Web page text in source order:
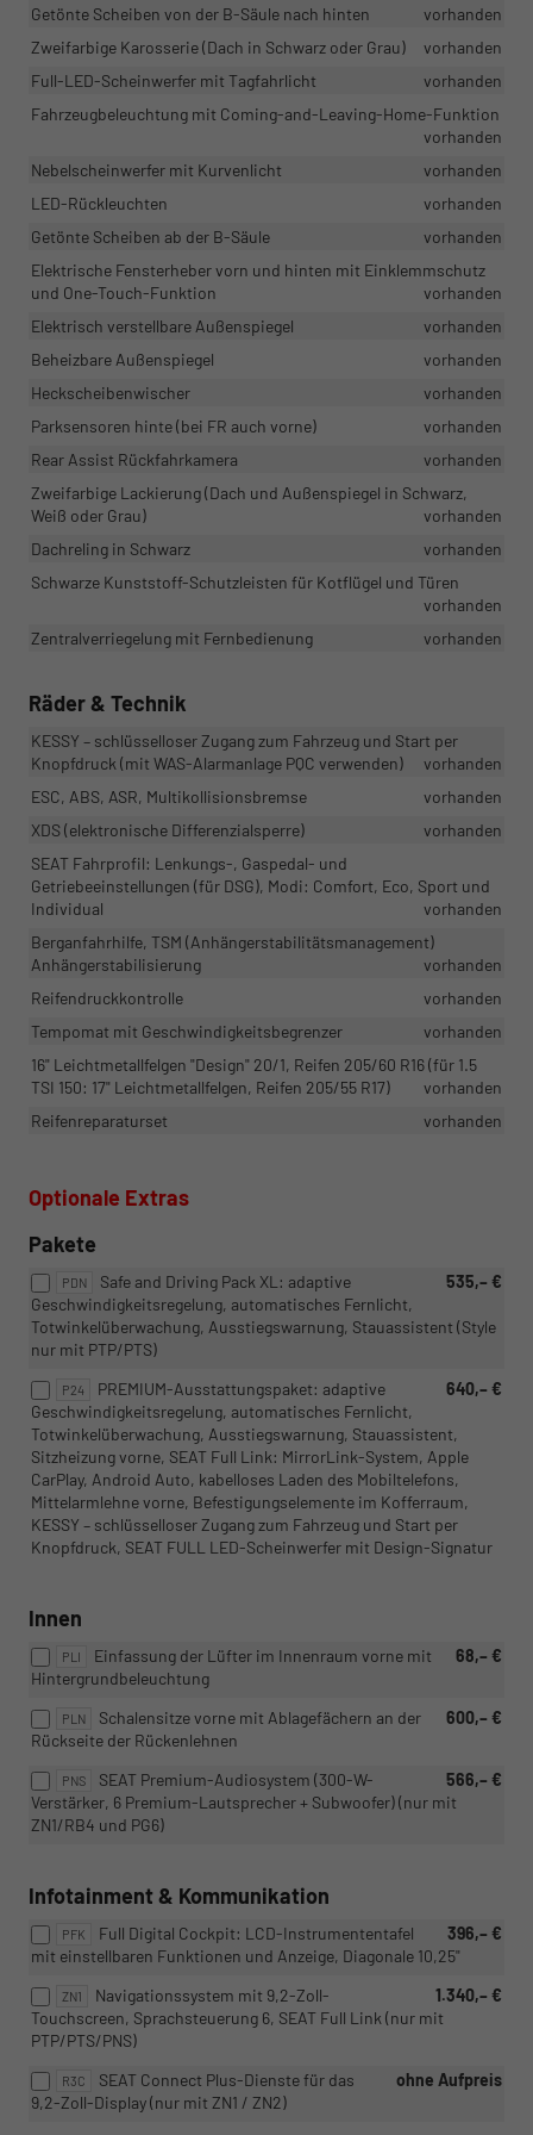
Getönte Scheiben von der B-Säule nach hinten
vorhanden
Zweifarbige Karosserie (Dach in Schwarz oder Grau)
vorhanden
Full-LED-Scheinwerfer mit Tagfahrlicht
vorhanden
Fahrzeugbeleuchtung mit Coming-and-Leaving-Home-Funktion
vorhanden
Nebelscheinwerfer mit Kurvenlicht
vorhanden
LED-Rückleuchten
vorhanden
Getönte Scheiben ab der B-Säule
vorhanden
Elektrische Fensterheber vorn und hinten mit Einklemmschutz
und One-Touch-Funktion
vorhanden
Elektrisch verstellbare Außenspiegel
vorhanden
Beheizbare Außenspiegel
vorhanden
Heckscheibenwischer
vorhanden
Parksensoren hinte (bei FR auch vorne)
vorhanden
Rear Assist Rückfahrkamera
vorhanden
Zweifarbige Lackierung (Dach und Außenspiegel in Schwarz,
Weiß oder Grau)
vorhanden
Dachreling in Schwarz
vorhanden
Schwarze Kunststoff-Schutzleisten für Kotflügel und Türen
vorhanden
Zentralverriegelung mit Fernbedienung
vorhanden
Räder & Technik
KESSY – schlüsselloser Zugang zum Fahrzeug und Start per
Knopfdruck (mit WAS-Alarmanlage PQC verwenden)
vorhanden
ESC, ABS, ASR, Multikollisionsbremse
vorhanden
XDS (elektronische Differenzialsperre)
vorhanden
SEAT Fahrprofil: Lenkungs-, Gaspedal- und
Getriebeeinstellungen (für DSG), Modi: Comfort, Eco, Sport und
Individual
vorhanden
Berganfahrhilfe, TSM (Anhängerstabilitätsmanagement)
Anhängerstabilisierung
vorhanden
Reifendruckkontrolle
vorhanden
Tempomat mit Geschwindigkeitsbegrenzer
vorhanden
16" Leichtmetallfelgen "Design" 20/1, Reifen 205/60 R16 (für 1.5
TSI 150: 17" Leichtmetallfelgen, Reifen 205/55 R17)
vorhanden
Reifenreparaturset
vorhanden
Optionale Extras
Pakete
PDN 535,– €
Safe and Driving Pack XL: adaptive
Geschwindigkeitsregelung, automatisches Fernlicht,
Totwinkelüberwachung, Ausstiegswarnung, Stauassistent (Style
nur mit PTP/PTS)
P24 640,– €
PREMIUM-Ausstattungspaket: adaptive
Geschwindigkeitsregelung, automatisches Fernlicht,
Totwinkelüberwachung, Ausstiegswarnung, Stauassistent,
Sitzheizung vorne, SEAT Full Link: MirrorLink-System, Apple
CarPlay, Android Auto, kabelloses Laden des Mobiltelefons,
Mittelarmlehne vorne, Befestigungselemente im Kofferraum,
KESSY – schlüsselloser Zugang zum Fahrzeug und Start per
Knopfdruck, SEAT FULL LED-Scheinwerfer mit Design-Signatur
Innen
PLI 68,– €
Einfassung der Lüfter im Innenraum vorne mit
Hintergrundbeleuchtung
PLN 600,– €
Schalensitze vorne mit Ablagefächern an der
Rückseite der Rückenlehnen
PNS 566,– €
SEAT Premium-Audiosystem (300-W-
Verstärker, 6 Premium-Lautsprecher + Subwoofer) (nur mit
ZN1/RB4 und PG6)
Infotainment & Kommunikation
PFK 396,– €
Full Digital Cockpit: LCD-Instrumententafel
mit einstellbaren Funktionen und Anzeige, Diagonale 10,25"
ZN1 1.340,– €
Navigationssystem mit 9,2-Zoll-
Touchscreen, Sprachsteuerung 6, SEAT Full Link (nur mit
PTP/PTS/PNS)
R3C ohne Aufpreis
SEAT Connect Plus-Dienste für das
9,2-Zoll-Display (nur mit ZN1 / ZN2)